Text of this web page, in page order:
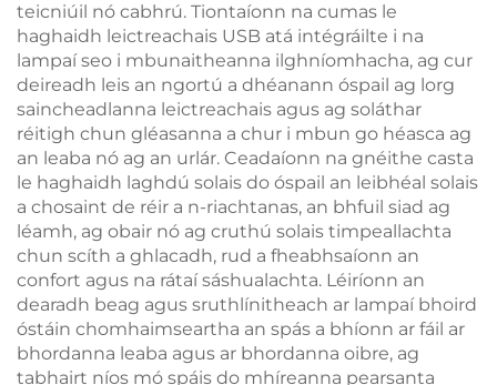
teicniúil nó cabhrú. Tiontaíonn na cumas le
haghaidh leictreachais USB atá intégráilte i na
lampaí seo i mbunaitheanna ilghníomhacha, ag cur
deireadh leis an ngortú a dhéanann óspail ag lorg
saincheadlanna leictreachais agus ag soláthar
réitigh chun gléasanna a chur i mbun go héasca ag
an leaba nó ag an urlár. Ceadaíonn na gnéithe casta
le haghaidh laghdú solais do óspail an leibhéal solais
a chosaint de réir a n-riachtanas, an bhfuil siad ag
léamh, ag obair nó ag cruthú solais timpeallachta
chun scíth a ghlacadh, rud a fheabhsaíonn an
confort agus na rátaí sáshualachta. Léiríonn an
dearadh beag agus sruthlínitheach ar lampaí bhoird
óstáin chomhaimseartha an spás a bhíonn ar fáil ar
bhordanna leaba agus ar bhordanna oibre, ag
tabhairt níos mó spáis do mhíreanna pearsanta